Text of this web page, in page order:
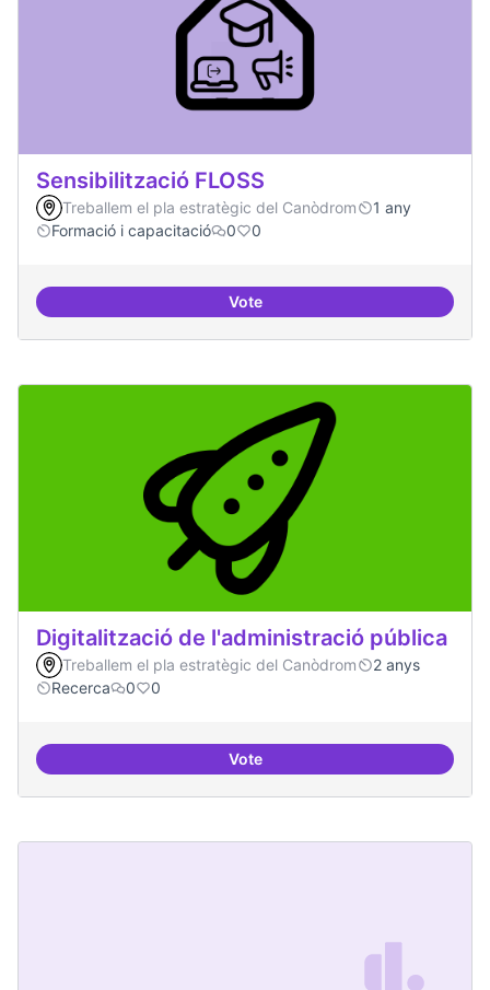
Sensibilització FLOSS
Treballem el pla estratègic del Canòdrom
1 any
Formació i capacitació
0 0
VoteSensibilització FLOSS
Digitalització de l'administració pública
Treballem el pla estratègic del Canòdrom
2 anys
Recerca
0 0
VoteDigitalització de l'administració